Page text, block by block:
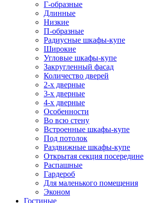
Г-образные
Длинные
Низкие
П-образные
Радиусные шкафы-купе
Широкие
Угловые шкафы-купе
Закругленный фасад
Количество дверей
2-х дверные
3-х дверные
4-х дверные
Особенности
Во всю стену
Встроенные шкафы-купе
Под потолок
Раздвижные шкафы-купе
Открытая секция посередине
Распашные
Гардероб
Для маленького помещения
Эконом
Гостиные